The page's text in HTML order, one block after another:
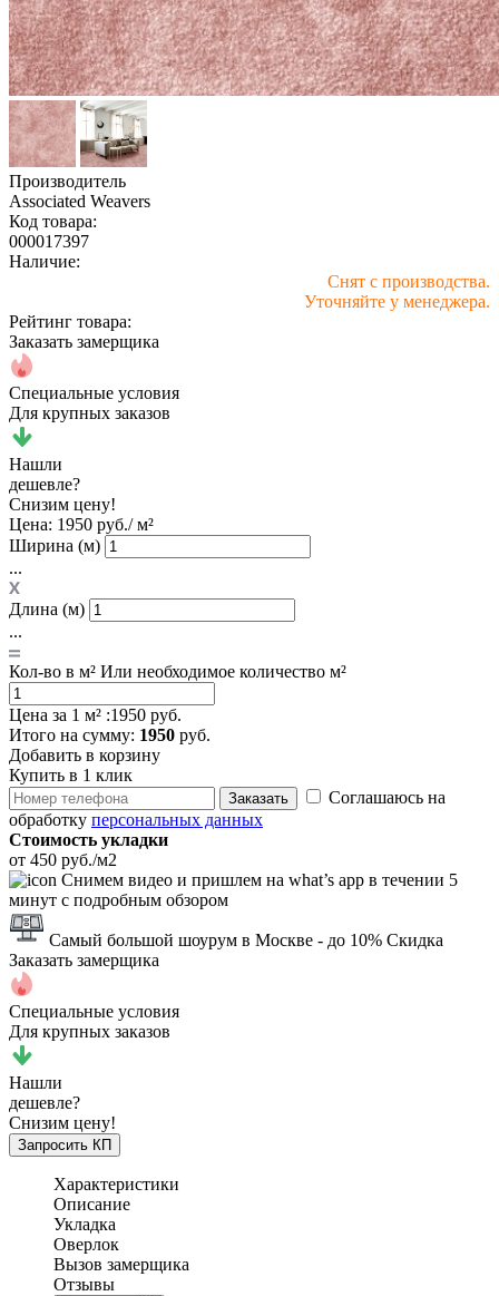
Производитель
Associated Weavers
Код товара:
000017397
Наличие:
Снят с производства.
Уточняйте у менеджера.
Рейтинг товара:
Заказать замерщика
Специальные условия
Для крупных заказов
Нашли
дешевле?
Снизим цену!
Цена: 1950 руб./ м²
Ширина (м)
...
Длина (м)
...
Кол-во в м² Или необходимое количество м²
Цена за 1 м² :1950 руб.
Итого на сумму: 1950 руб.
Добавить в корзину
Купить в 1 клик
Заказать
Соглашаюсь на
обработку персональных данных
Стоимость укладки
от 450 руб./м2
Снимем видео и пришлем на what’s app в течении 5
минут с подробным обзором
Самый большой шоурум в Москве - до 10% Скидка
Заказать замерщика
Специальные условия
Для крупных заказов
Нашли
дешевле?
Снизим цену!
Запросить КП
Характеристики
Описание
Укладка
Оверлок
Вызов замерщика
Отзывы